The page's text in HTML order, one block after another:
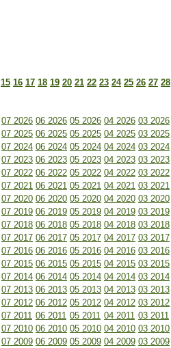
15 16 17 18 19 20 21 22 23 24 25 26 27 28
07 2026 06 2026 05 2026 04 2026 03 2026
07 2025 06 2025 05 2025 04 2025 03 2025
07 2024 06 2024 05 2024 04 2024 03 2024
07 2023 06 2023 05 2023 04 2023 03 2023
07 2022 06 2022 05 2022 04 2022 03 2022
07 2021 06 2021 05 2021 04 2021 03 2021
07 2020 06 2020 05 2020 04 2020 03 2020
07 2019 06 2019 05 2019 04 2019 03 2019
07 2018 06 2018 05 2018 04 2018 03 2018
07 2017 06 2017 05 2017 04 2017 03 2017
07 2016 06 2016 05 2016 04 2016 03 2016
07 2015 06 2015 05 2015 04 2015 03 2015
07 2014 06 2014 05 2014 04 2014 03 2014
07 2013 06 2013 05 2013 04 2013 03 2013
07 2012 06 2012 05 2012 04 2012 03 2012
07 2011 06 2011 05 2011 04 2011 03 2011
07 2010 06 2010 05 2010 04 2010 03 2010
07 2009 06 2009 05 2009 04 2009 03 2009